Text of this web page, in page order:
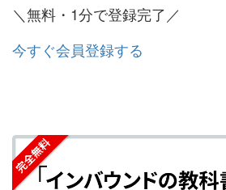
＼無料・1分で登録完了／
今すぐ会員登録する